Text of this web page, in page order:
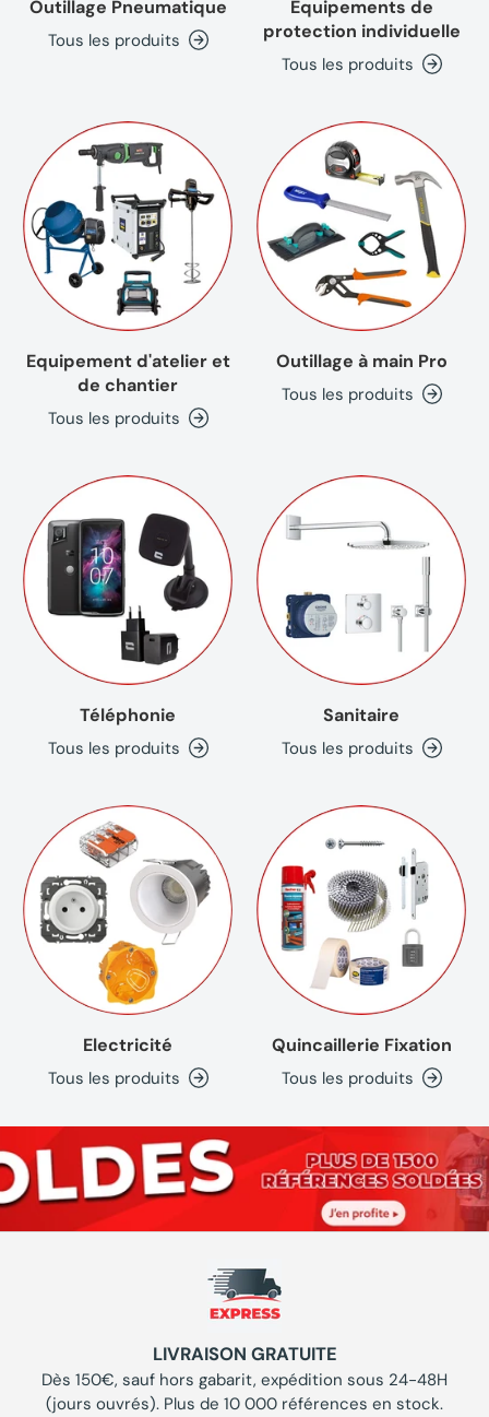
Outillage Pneumatique
Tous les produits
Equipements de
protection individuelle
Tous les produits
Equipement d'atelier et
de chantier
Tous les produits
Outillage à main Pro
Tous les produits
Téléphonie
Tous les produits
Sanitaire
Tous les produits
Electricité
Tous les produits
Quincaillerie Fixation
Tous les produits
LIVRAISON GRATUITE
Dès 150€, sauf hors gabarit, expédition sous 24-48H
(jours ouvrés). Plus de 10 000 références en stock.